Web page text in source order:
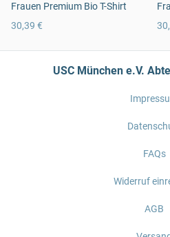
Frauen Premium Bio T-Shirt
30,39 €
USC München e.V.
FAQs
Widerruf
AGB